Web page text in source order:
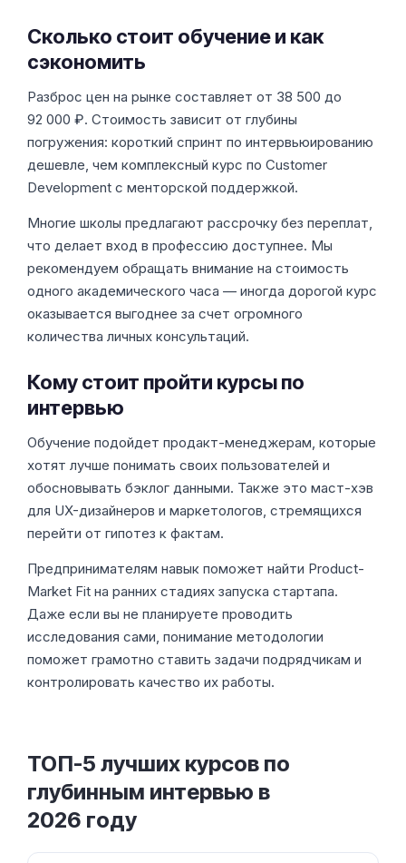
Сколько стоит обучение и как
сэкономить
Разброс цен на рынке составляет от 38 500 до
92 000 ₽. Стоимость зависит от глубины
погружения: короткий спринт по интервьюированию
дешевле, чем комплексный курс по Customer
Development с менторской поддержкой.
Многие школы предлагают рассрочку без переплат,
что делает вход в профессию доступнее. Мы
рекомендуем обращать внимание на стоимость
одного академического часа — иногда дорогой курс
оказывается выгоднее за счет огромного
количества личных консультаций.
Кому стоит пройти курсы по
интервью
Обучение подойдет продакт-менеджерам, которые
хотят лучше понимать своих пользователей и
обосновывать бэклог данными. Также это маст-хэв
для UX-дизайнеров и маркетологов, стремящихся
перейти от гипотез к фактам.
Предпринимателям навык поможет найти Product-
Market Fit на ранних стадиях запуска стартапа.
Даже если вы не планируете проводить
исследования сами, понимание методологии
поможет грамотно ставить задачи подрядчикам и
контролировать качество их работы.
ТОП-5 лучших курсов по
глубинным интервью в
2026 году